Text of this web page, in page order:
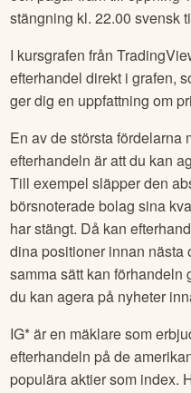
FörhandelTrondelag
börsens öppettider
De största USA-börserna
22.00 svensk tid) – något
efterhandel. Förhandeln i
och pågår fram till öppning
stängning kl. 22.00 svensk
I kursgrafen från
efterhandel direkt i grafen,
ger dig en uppfattning om
En av de största fördelarna
efterhandeln är att du kan
Till exempel släpper den